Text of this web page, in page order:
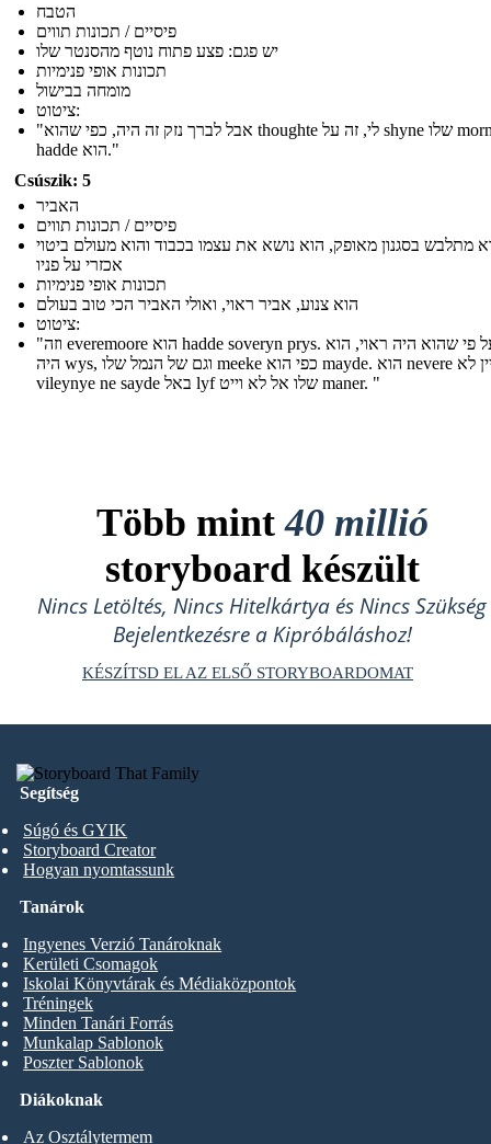
הטבח
פיסיים / תכונות תווים
יש פגם: פצע פתוח נוטף מהסנטר שלו
תכונות אופי פנימיות
מומחה בבישול
ציטוט:
"אבל לברך נזק זה היה, כפי שהוא thoughte לי, זה על shyne שלו mormal
hadde הוא."
Csúszik: 5
האביר
פיסיים / תכונות תווים
מתלבש בסגנון מאופק, הוא נושא את עצמו בכבוד והוא מעולם ביטוי
אכזרי על פניו
תכונות אופי פנימיות
הוא צנוע, אביר ראוי, ואולי האביר הכי טוב בעולם
ציטוט:
"וזה everemoore הוא hadde soveryn prys. ואף על פי שהוא היה ראוי, הוא
היה wys, וגם של הנמל שלו meeke כפי הוא mayde. הוא nevere עדיין לא
vileynye ne sayde באל lyf שלו אל לא וייט maner. "
Több mint40 millió
storyboard készült
Nincs Letöltés, Nincs Hitelkártya és Nincs Szükség
Bejelentkezésre a Kipróbáláshoz!
KÉSZÍTSD EL AZ ELSŐ STORYBOARDOMAT
Segítség
Súgó és GYIK
Storyboard Creator
Hogyan nyomtassunk
Diákoknak
Az Osztálytermem
Tanárok
Ingyenes Verzió Tanároknak
Kerületi Csomagok
Iskolai Könyvtárak és Médiaközpontok
Tréningek
Minden Tanári Forrás
Munkalap Sablonok
Poszter Sablonok